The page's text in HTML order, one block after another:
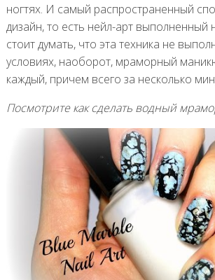
ногтях. И самый распространенный
дизайн, то есть нейл-арт выполненный
стоит думать, что эта техника не
условиях, наоборот, мраморный
каждый, причем всего за несколько
Посмотрите как сделать водный